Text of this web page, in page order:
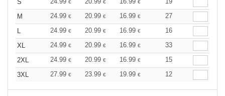
S € € €
M
24.99 € 20.99 € 16.99 €
27
L
24.99 € 20.99 € 16.99 €
16
XL
24.99 € 20.99 € 16.99 €
33
2XL
24.99 € 20.99 € 16.99 €
15
3XL
27.99 € 23.99 € 19.99 € 12